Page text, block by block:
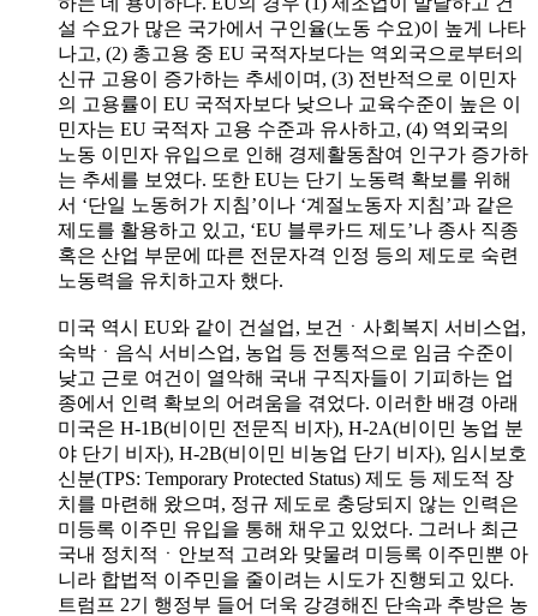
설 수요가 많은 국가에서 구인율(노동 수요)이 높게 나타
나고, (2) 총고용 중 EU 국적자보다는 역외국으로부터의
신규 고용이 증가하는 추세이며, (3) 전반적으로 이민자
의 고용률이 EU 국적자보다 낮으나 교육수준이 높은 이
민자는 EU 국적자 고용 수준과 유사하고, (4) 역외국의
노동 이민자 유입으로 인해 경제활동참여 인구가 증가하
는 추세를 보였다. 또한 EU는 단기 노동력 확보를 위해
서 ‘단일 노동허가 지침’이나 ‘계절노동자 지침’과 같은
제도를 활용하고 있고, ‘EU 블루카드 제도’나 종사 직종
혹은 산업 부문에 따른 전문자격 인정 등의 제도로 숙련
노동력을 유치하고자 했다.
미국 역시 EU와 같이 건설업, 보건ㆍ사회복지 서비스업,
숙박ㆍ음식 서비스업, 농업 등 전통적으로 임금 수준이
낮고 근로 여건이 열악해 국내 구직자들이 기피하는 업
종에서 인력 확보의 어려움을 겪었다. 이러한 배경 아래
미국은 H-1B(비이민 전문직 비자), H-2A(비이민 농업 분
야 단기 비자), H-2B(비이민 비농업 단기 비자), 임시보호
신분(TPS: Temporary Protected Status) 제도 등 제도적 장
치를 마련해 왔으며, 정규 제도로 충당되지 않는 인력은
미등록 이주민 유입을 통해 채우고 있었다. 그러나 최근
국내 정치적ㆍ안보적 고려와 맞물려 미등록 이주민뿐 아
니라 합법적 이주민을 줄이려는 시도가 진행되고 있다.
트럼프 2기 행정부 들어 더욱 강경해진 단속과 추방은 농